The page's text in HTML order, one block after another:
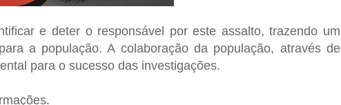
e deter o responsável por este assalto, trazendo um
a população. A colaboração da população, através de
para o sucesso das investigações.